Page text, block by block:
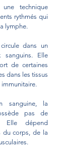
technique
rythmés qui
lymphe.
dans un
sanguins. Elle
de certaines
dans les tissus
sanguine, la
pas de
dépend
du corps, de la